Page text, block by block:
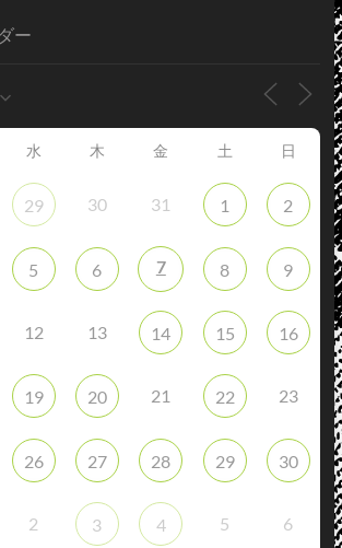
ー
水 木 金 土 日
29 30 31 1 2
5 6 7 8 9
12 13 14 15 16
19 20 21 22 23
26 27 28 29 30
2 3 4 5 6